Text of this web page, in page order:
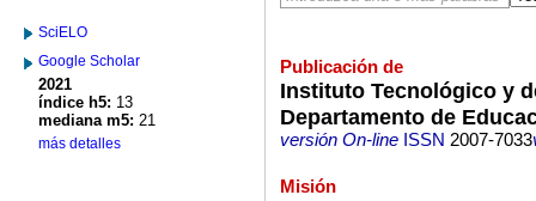
SciELO
Google Scholar
2021
índice h5: 13
mediana m5: 21
más detalles
Publicación de
Instituto Tecnológico y
Departamento de
versión On-lineISSN 2007-7033
Misión